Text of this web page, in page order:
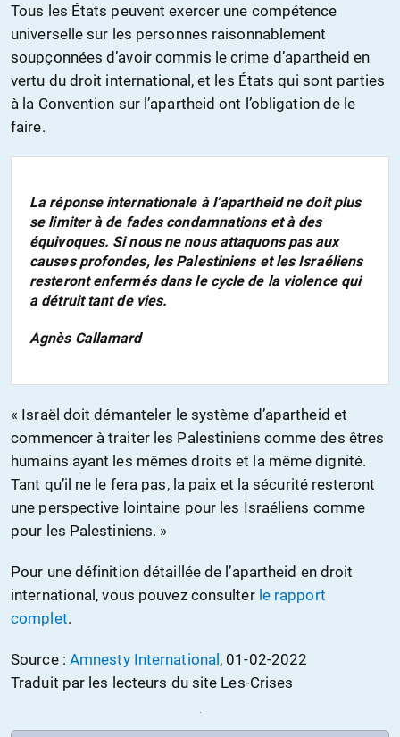
Tous les États peuvent exercer une compétence
universelle sur les personnes raisonnablement
soupçonnées d’avoir commis le crime d’apartheid en
vertu du droit international, et les États qui sont parties
à la Convention sur l’apartheid ont l’obligation de le
faire.
La réponse internationale à l’apartheid ne doit plus
se limiter à de fades condamnations et à des
équivoques. Si nous ne nous attaquons pas aux
causes profondes, les Palestiniens et les Israéliens
resteront enfermés dans le cycle de la violence qui
a détruit tant de vies.
Agnès Callamard
« Israël doit démanteler le système d’apartheid et
commencer à traiter les Palestiniens comme des êtres
humains ayant les mêmes droits et la même dignité.
Tant qu’il ne le fera pas, la paix et la sécurité resteront
une perspective lointaine pour les Israéliens comme
pour les Palestiniens. »
Pour une définition détaillée de l’apartheid en droit
international, vous pouvez consulter le rapport
complet.
Source : Amnesty International, 01-02-2022
Traduit par les lecteurs du site Les-Crises